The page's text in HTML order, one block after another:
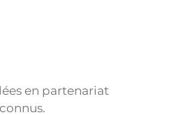
en partenariat